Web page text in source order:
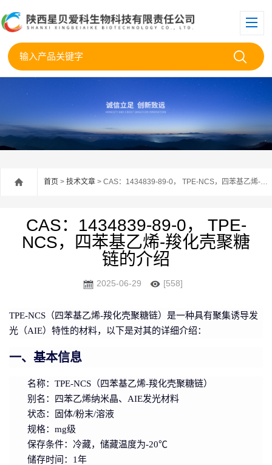
首页 > 技术文章 > CAS：1434839-89-0， TPE-NCS，四苯基乙烯-羧化壳聚糖链的介绍
CAS：1434839-89-0， TPE-
NCS，四苯基乙烯-羧化壳聚糖
链的介绍
2025-06-29 [558]
TPE-NCS（四苯基乙烯-羧化壳聚糖链） 是一种具有聚集诱导发
光（AIE）特性的材料，以下是对其的详细介绍：
一、基本信息
名称：TPE-NCS（四苯基乙烯-羧化壳聚糖链）
别名 ：四苯乙烯纳米晶、AIE发光材料
状态：固体/粉末/溶液
规格：mg级
保存条件：冷藏，储藏温度为-20℃
储存时间 ：1年